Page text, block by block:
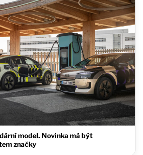
model. Novinka má být
značky